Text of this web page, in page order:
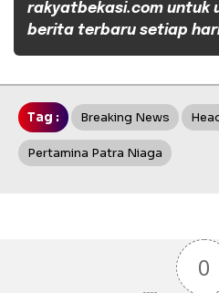
rakyatbekasi.com untuk
berita terbaru setiap
Tag : Breaking News
Pertamina Patra Niaga
0